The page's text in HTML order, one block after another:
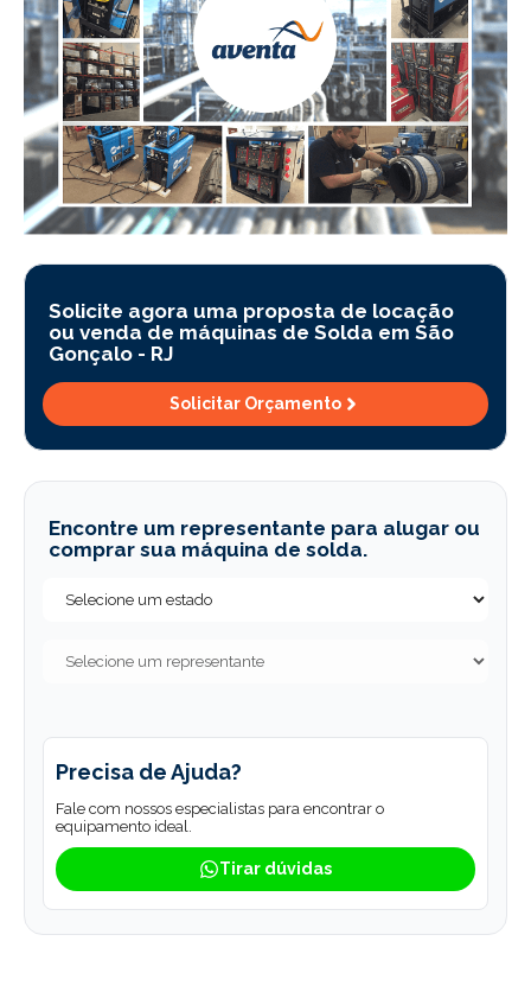
Solicite agora uma proposta de locação
ou venda de máquinas de Solda em São
Gonçalo - RJ
Solicitar Orçamento
Encontre um representante para alugar ou
comprar sua máquina de solda.
Precisa de Ajuda?
Fale com nossos especialistas para encontrar o
equipamento ideal.
Tirar dúvidas